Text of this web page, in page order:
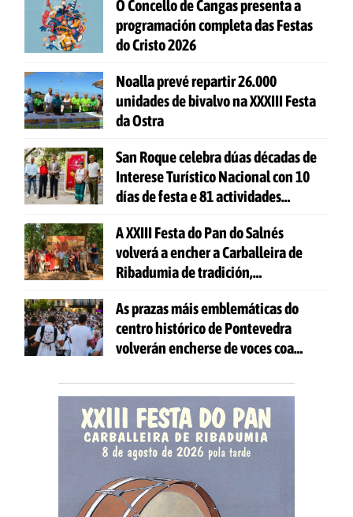
O Concello de Cangas presenta a
programación completa das Festas
do Cristo 2026
Noalla prevé repartir 26.000
unidades de bivalvo na XXXIII Festa
da Ostra
San Roque celebra dúas décadas de
Interese Turístico Nacional con 10
días de festa e 81 actividades
A XXIII Festa do Pan do Salnés
volverá a encher a Carballeira de
Ribadumia de tradición,
todas as idades
As prazas máis emblemáticas do
centro histórico de Pontevedra
volverán encherse de voces coa